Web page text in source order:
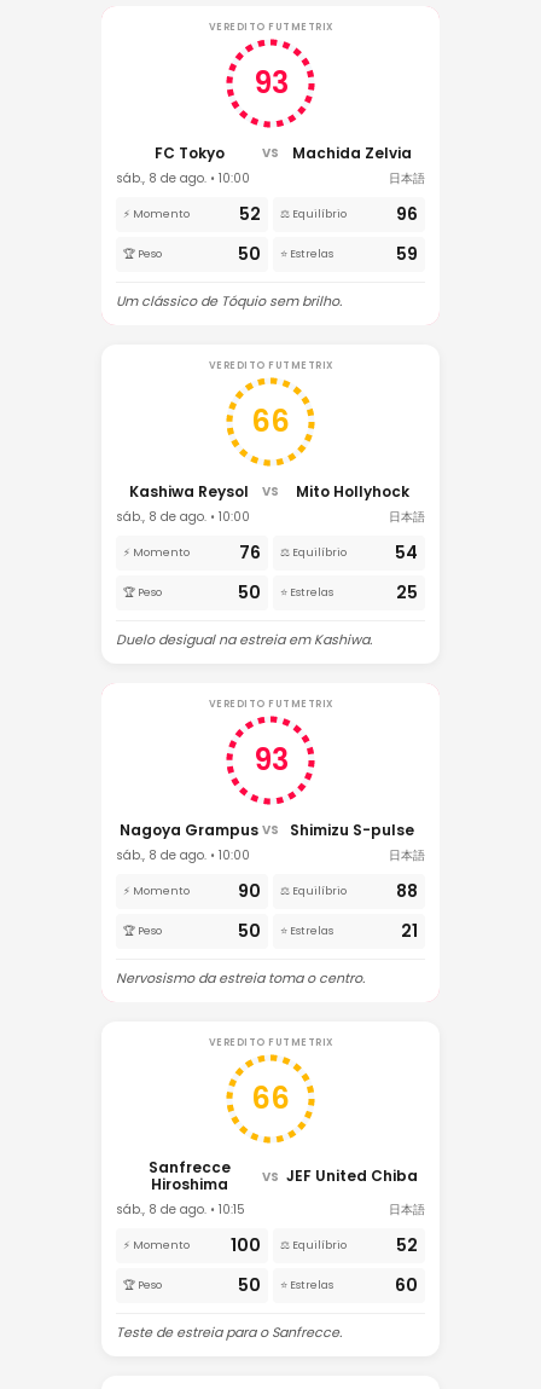
VEREDITO FUTMETRIX
93
FC Tokyo VS Machida Zelvia
sáb., 8 de ago. • 10:00 日本語
⚡ Momento 52 ⚖️ Equilíbrio 96
🏆 Peso 50 ⭐ Estrelas 59
Um clássico de Tóquio sem brilho.
VEREDITO FUTMETRIX
66
Kashiwa Reysol VS Mito Hollyhock
sáb., 8 de ago. • 10:00 日本語
⚡ Momento 76 ⚖️ Equilíbrio 54
🏆 Peso 50 ⭐ Estrelas 25
Duelo desigual na estreia em Kashiwa.
VEREDITO FUTMETRIX
93
Nagoya Grampus VS Shimizu S-pulse
sáb., 8 de ago. • 10:00 日本語
⚡ Momento 90 ⚖️ Equilíbrio 88
🏆 Peso 50 ⭐ Estrelas 21
Nervosismo da estreia toma o centro.
VEREDITO FUTMETRIX
66
Sanfrecce
Hiroshima
VS JEF United Chiba
sáb., 8 de ago. • 10:15 日本語
⚡ Momento 100 ⚖️ Equilíbrio 52
🏆 Peso 50 ⭐ Estrelas 60
Teste de estreia para o Sanfrecce.